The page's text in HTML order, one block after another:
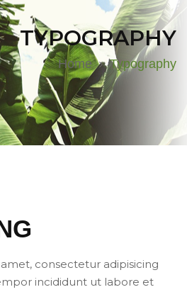
TYPOGRAPHY
Home Typography
consectetur adipisicing
incididunt ut labore et